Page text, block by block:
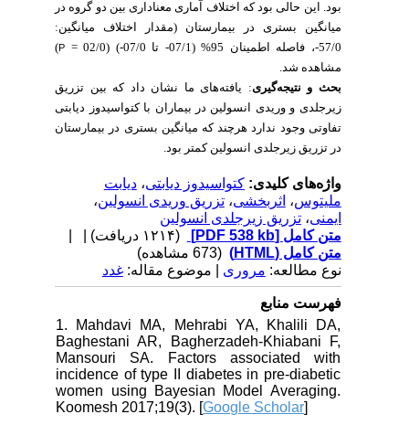
بود. این حالی بود که اختلاف آماری معناداری بین دو گروه در
میانگین بستری در بیمارستان (مقدار اختلاف میانگین:
57/0-، فاصله اطمینان 95% (07/1- تا 07/0-) (02/0 =
P
مشاهده شد.
بحث و نتیجه‌گیری : یافته‌های ما نشان داد که بین تزریق
زیرجلدی و وریدی انسولین در بیماران با کتواسیدوز دیابتی
تفاوتی وجود ندارد هرچند که میانگین بستری در بیمارستان
در تزریق زیرجلدی انسولین کمتر بود.
واژه‌های کلیدی:کتواسیدوز دیابتی،دیابت
ملیتوس،اثربخشی،تزریق وریدی انسولین،
ایمنی،تزریق زیرجلدی انسولین
متن کامل[PDF 538 kb]
| |
متن کامل (HTML)
(673 مشاهده)
نوع مطالعه:مروری| موضوع مقاله:غدد
فهرست منابع
1. Mahdavi MA, Mehrabi YA, Khalili DA,
Baghestani AR, Bagherzadeh-Khiabani F,
Mansouri SA. Factors associated with
incidence of type II diabetes in pre-diabetic
women using Bayesian Model Averaging.
Koomesh 2017;19(3). [Google Scholar